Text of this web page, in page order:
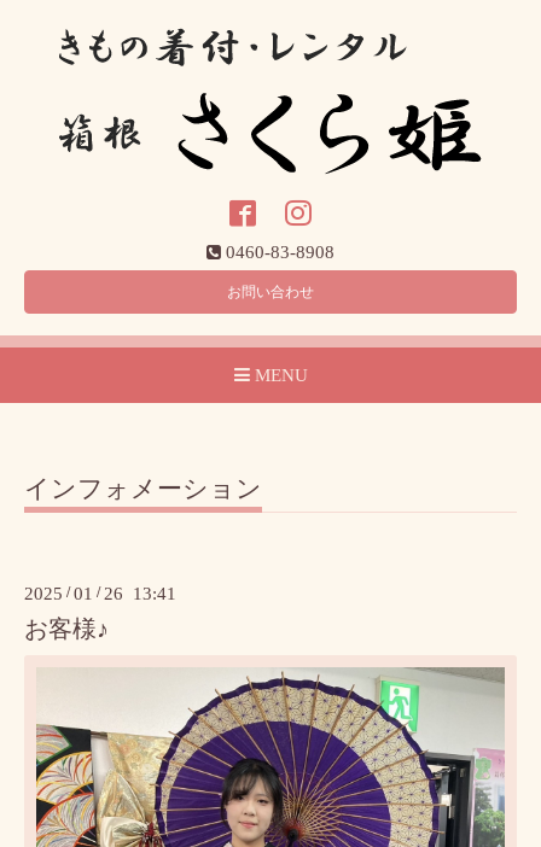
0460-83-8908
お問い合わせ
MENU
インフォメーション
2025 /01 / 26 13:41
お客様♪